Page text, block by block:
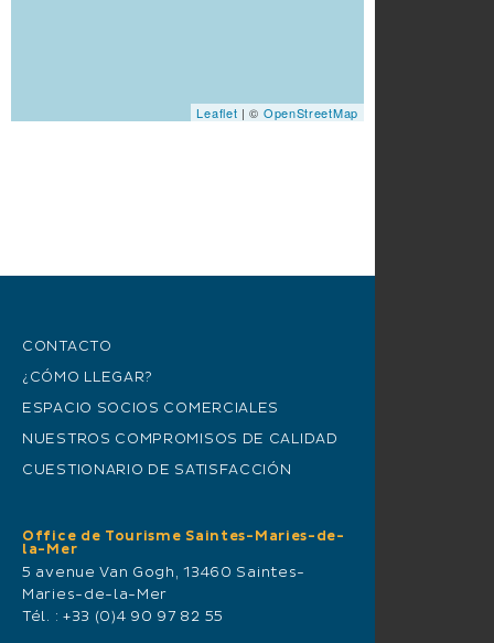
Leaflet | © OpenStreetMap
CONTACTO
¿CÓMO LLEGAR?
ESPACIO SOCIOS COMERCIALES
NUESTROS COMPROMISOS DE CALIDAD
CUESTIONARIO DE SATISFACCIÓN
Office de Tourisme Saintes-Maries-de-
la-Mer
5 avenue Van Gogh, 13460 Saintes-
Maries-de-la-Mer
Tél. : +33 (0)4 90 97 82 55